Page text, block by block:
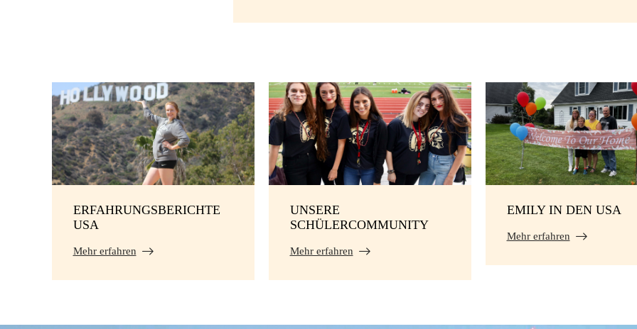
ERFAHRUNGSBERICHTE
USA
Mehr erfahren
UNSERE
SCHÜLERCOMMUNITY
Mehr erfahren
EMILY IN DEN USA
Mehr erfahren